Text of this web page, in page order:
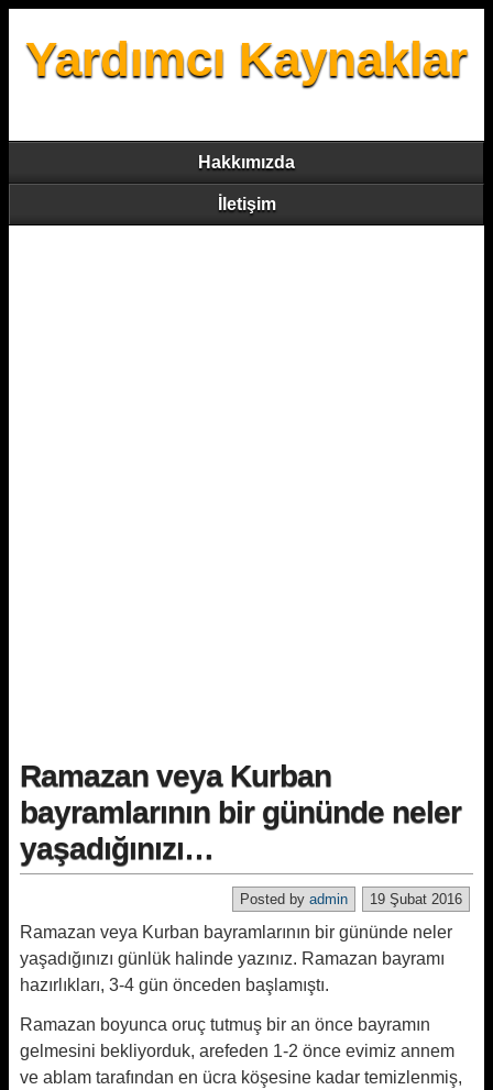
Yardımcı Kaynaklar
Hakkımızda
İletişim
Ramazan veya Kurban
bayramlarının bir gününde neler
yaşadığınızı…
19 Şubat 2016
Posted by admin
Ramazan veya Kurban bayramlarının bir gününde neler
yaşadığınızı günlük halinde yazınız. Ramazan bayramı
hazırlıkları, 3-4 gün önceden başlamıştı.
Ramazan boyunca oruç tutmuş bir an önce bayramın
gelmesini bekliyorduk, arefeden 1-2 önce evimiz annem
ve ablam tarafından en ücra köşesine kadar temizlenmiş,